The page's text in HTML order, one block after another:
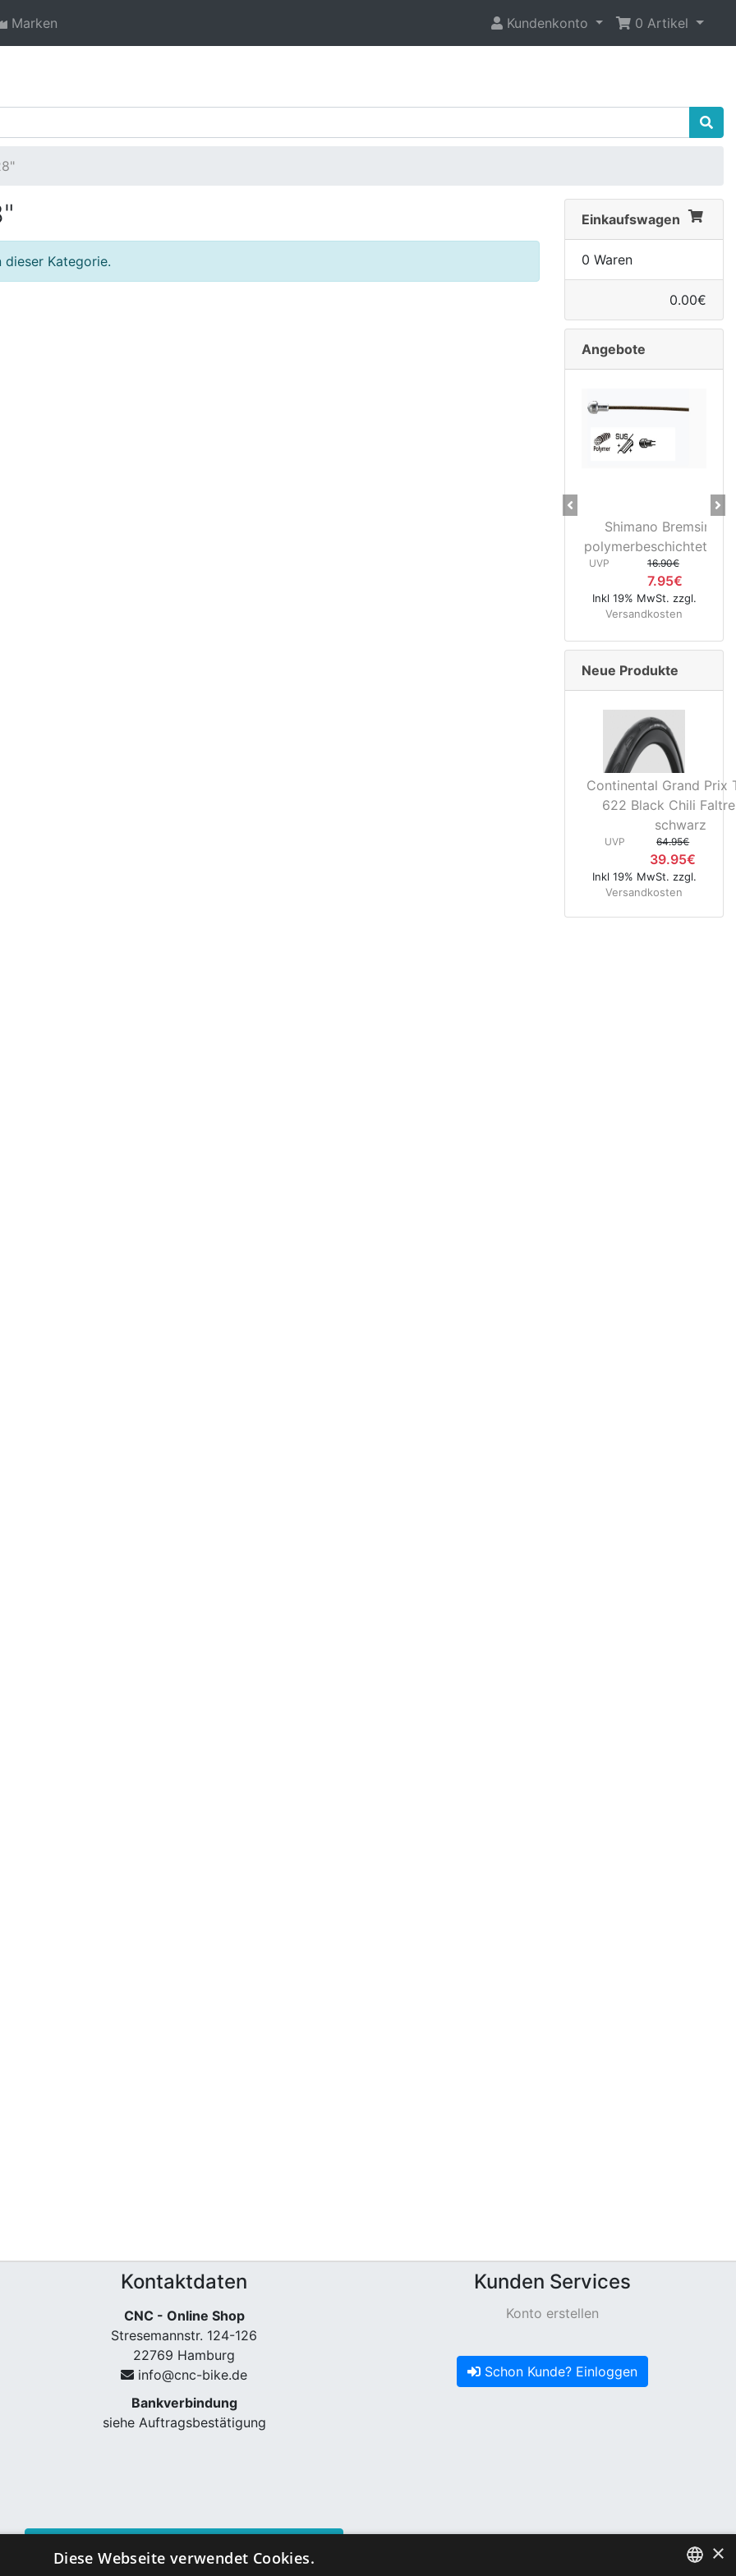
Marken Kundenkonto 0 Artikel
Kategorie.
Einkaufswagen
0 Waren
0.00€
Angebote
Shimano
polymerbeschichtet
UVP 16.90€
7.95€
Inkl 19% MwSt. zzgl.
Versandkosten
28"
3D37
Previous
Neue Produkte
Continental Grand Prix
622 Black Chili
schwarz
UVP 64.95€
39.95€
Inkl 19% MwSt. zzgl.
Versandkosten
Kontaktdaten
CNC - Online Shop
Stresemannstr. 124-126
22769 Hamburg
info@cnc-bike.de
Bankverbindung
siehe Auftragsbestätigung
Kunden Services
Konto erstellen
Schon Kunde? Einloggen
×
Diese Webseite verwendet Cookies.